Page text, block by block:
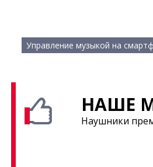
Управление музыкой на
НАШЕ
Наушники